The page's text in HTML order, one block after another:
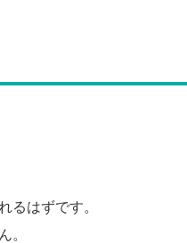
るはずです。
。